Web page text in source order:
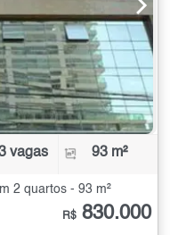
vagas 93 m²
2 quartos - 93 m²
R$ 830.000